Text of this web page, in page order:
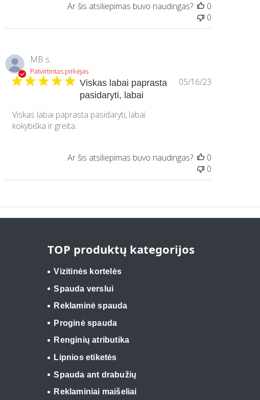
Ar šis atsiliepimas buvo naudingas?
0
0
MB s.
Patvirtintas pirkėjas
Viskas labai paprasta
pasidaryti, labai
Viskas labai paprasta pasidaryti, labai
kokybiška ir greita.
Paskelbimo
05/16/23
Ar šis atsiliepimas buvo naudingas?
0
0
TOP produktų kategorijos
Vizitinės kortelės
Spauda verslui
Reklaminė spauda
Proginė spauda
Renginių atributika
Lipnios etiketės
Spauda ant drabužių
Reklaminiai maišeliai